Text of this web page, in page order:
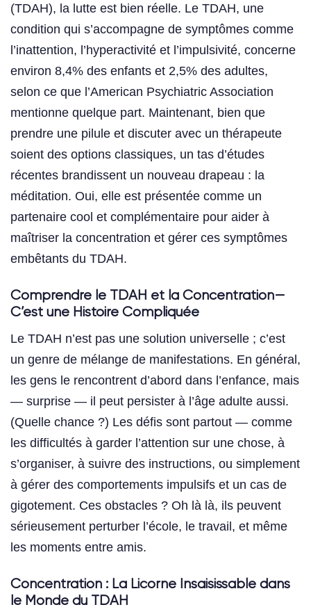
(TDAH), la lutte est bien réelle. Le TDAH, une
condition qui s’accompagne de symptômes comme
l’inattention, l’hyperactivité et l’impulsivité, concerne
environ 8,4% des enfants et 2,5% des adultes,
selon ce que l’American Psychiatric Association
mentionne quelque part. Maintenant, bien que
prendre une pilule et discuter avec un thérapeute
soient des options classiques, un tas d’études
récentes brandissent un nouveau drapeau : la
méditation. Oui, elle est présentée comme un
partenaire cool et complémentaire pour aider à
maîtriser la concentration et gérer ces symptômes
embêtants du TDAH.
Comprendre le TDAH et la Concentration—
C’est une Histoire Compliquée
Le TDAH n’est pas une solution universelle ; c’est
un genre de mélange de manifestations. En général,
les gens le rencontrent d’abord dans l’enfance, mais
— surprise — il peut persister à l’âge adulte aussi.
(Quelle chance ?) Les défis sont partout — comme
les difficultés à garder l’attention sur une chose, à
s’organiser, à suivre des instructions, ou simplement
à gérer des comportements impulsifs et un cas de
gigotement. Ces obstacles ? Oh là là, ils peuvent
sérieusement perturber l’école, le travail, et même
les moments entre amis.
Concentration : La Licorne Insaisissable dans
le Monde du TDAH